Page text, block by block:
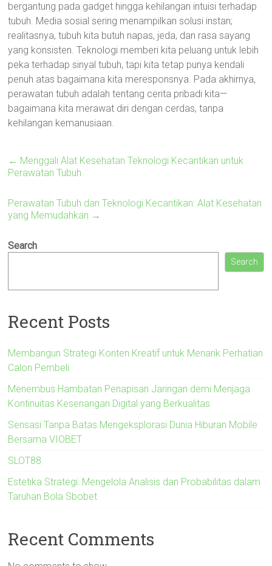
bergantung pada gadget hingga kehilangan intuisi terhadap
tubuh. Media sosial sering menampilkan solusi instan;
realitasnya, tubuh kita butuh napas, jeda, dan rasa sayang
yang konsisten. Teknologi memberi kita peluang untuk lebih
peka terhadap sinyal tubuh, tapi kita tetap punya kendali
penuh atas bagaimana kita meresponsnya. Pada akhirnya,
perawatan tubuh adalah tentang cerita pribadi kita—
bagaimana kita merawat diri dengan cerdas, tanpa
kehilangan kemanusiaan.
← Menggali Alat Kesehatan Teknologi Kecantikan untuk
Perawatan Tubuh
Perawatan Tubuh dan Teknologi Kecantikan: Alat Kesehatan
yang Memudahkan →
Search
Search
Recent Posts
Membangun Strategi Konten Kreatif untuk Menarik Perhatian
Calon Pembeli
Menembus Hambatan Penapisan Jaringan demi Menjaga
Kontinuitas Kesenangan Digital yang Berkualitas
Sensasi Tanpa Batas Mengeksplorasi Dunia Hiburan Mobile
Bersama VIOBET
SLOT88
Estetika Strategi: Mengelola Analisis dan Probabilitas dalam
Taruhan Bola Sbobet
Recent Comments